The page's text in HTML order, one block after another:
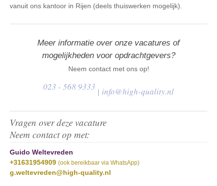
Vragen over deze vacature
Neem contact op met:
Guido Weltevreden
+31631954909 (ook bereikbaar via WhatsApp)
g.weltevreden@high-quality.nl
vanuit ons kantoor in Rijen (deels thuiswerken mogelijk).
Meer informatie over onze vacatures of
mogelijkheden voor opdrachtgevers?
Neem contact met ons op!
023 - 568 9333 | info@high-quality.nl